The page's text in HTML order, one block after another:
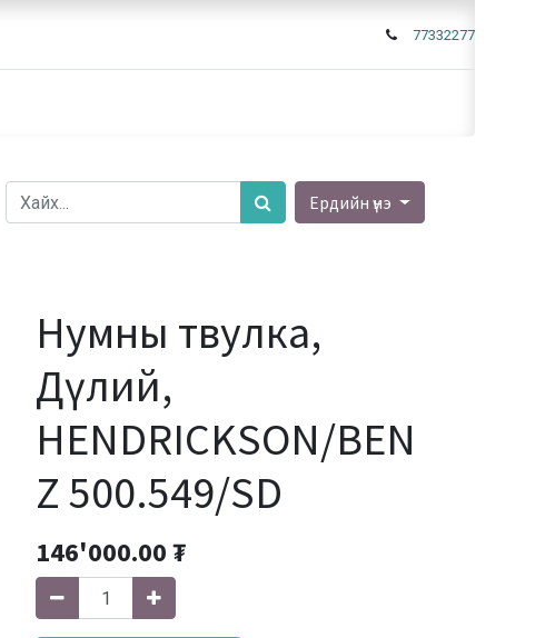
77332277
Ердийн үнэ
Нумны твулка,
Дүлий,
HENDRICKSON/BEN
Z 500.549/SD
146'000.00₮